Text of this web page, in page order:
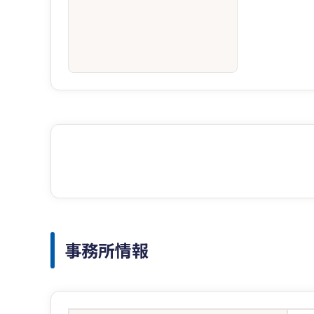
事務所情報